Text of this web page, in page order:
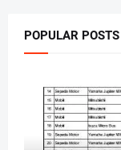
POPULAR POSTS